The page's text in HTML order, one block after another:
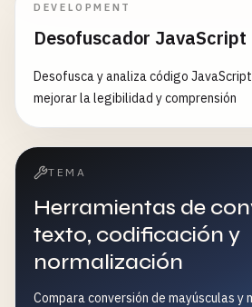
DEVELOPMENT
Desofuscador JavaScript
Desofusca y analiza código
mejorar la legibilidad y comprensión
TEMA
Herramientas de
texto, codificación y
normalización
Compara conversión de mayúsculas y